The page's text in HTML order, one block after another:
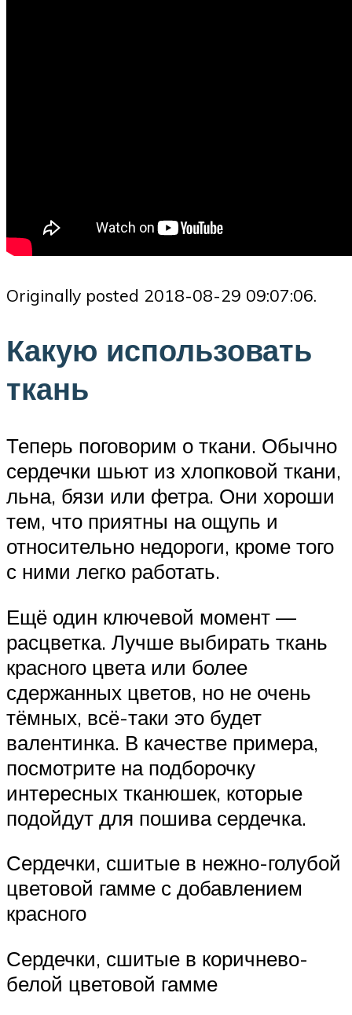
Originally posted 2018-08-29 09:07:06.
Какую использовать
ткань
Теперь поговорим о ткани. Обычно
сердечки шьют из хлопковой ткани,
льна, бязи или фетра. Они хороши
тем, что приятны на ощупь и
относительно недороги, кроме того
с ними легко работать.
Ещё один ключевой момент —
расцветка. Лучше выбирать ткань
красного цвета или более
сдержанных цветов, но не очень
тёмных, всё-таки это будет
валентинка. В качестве примера,
посмотрите на подборочку
интересных тканюшек, которые
подойдут для пошива сердечка.
Сердечки, сшитые в нежно-голубой
цветовой гамме с добавлением
красного
Сердечки, сшитые в коричнево-
белой цветовой гамме